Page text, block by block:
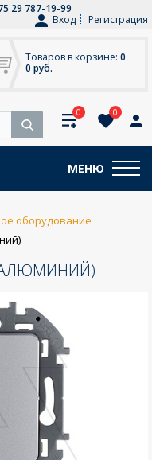
29 787-19-99
Вход
Регистрация
Товаров в корзине: 0
0 руб.
0 0
МЕНЮ
оборудование
(АЛЮМИНИЙ)